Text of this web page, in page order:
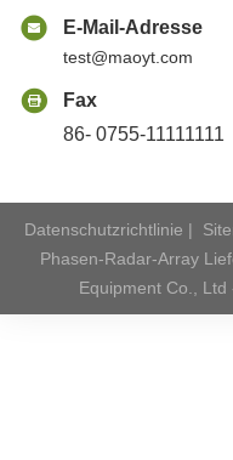
E-Mail-Adresse
test@maoyt.com
Fax
86- 0755-11111111
Datenschutzrichtlinie |
Phasen-Radar-Array
Equipment Co., Ltd